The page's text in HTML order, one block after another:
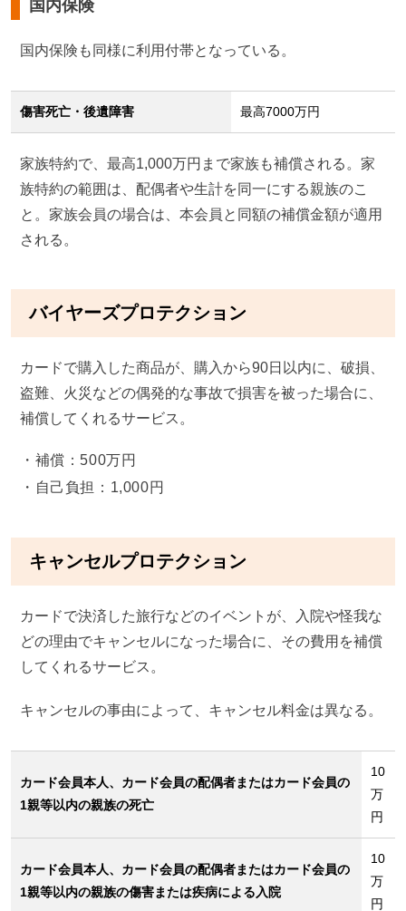
国内保険
国内保険も同様に利用付帯となっている。
傷害死亡・後遺障害 最高7000万円
家族特約で、最高1,000万円まで家族も補償される。家
族特約の範囲は、配偶者や生計を同一にする親族のこ
と。家族会員の場合は、本会員と同額の補償金額が適用
される。
バイヤーズプロテクション
カードで購入した商品が、購入から90日以内に、破損、
盗難、火災などの偶発的な事故で損害を被った場合に、
補償してくれるサービス。
補償：500万円
自己負担：1,000円
キャンセルプロテクション
カードで決済した旅行などのイベントが、入院や怪我な
どの理由でキャンセルになった場合に、その費用を補償
してくれるサービス。
キャンセルの事由によって、キャンセル料金は異なる。
カード会員本人、カード会員の配偶者またはカード会員の
1親等以内の親族の死亡
10
万
円
カード会員本人、カード会員の配偶者またはカード会員の
1親等以内の親族の傷害または疾病による入院
10
万
円